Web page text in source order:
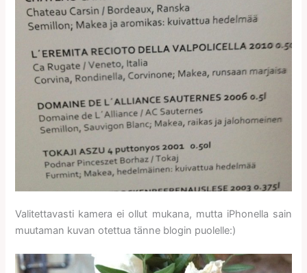
Valitettavasti kamera ei ollut mukana, mutta iPhonella sain
muutaman kuvan otettua tänne blogin puolelle:)